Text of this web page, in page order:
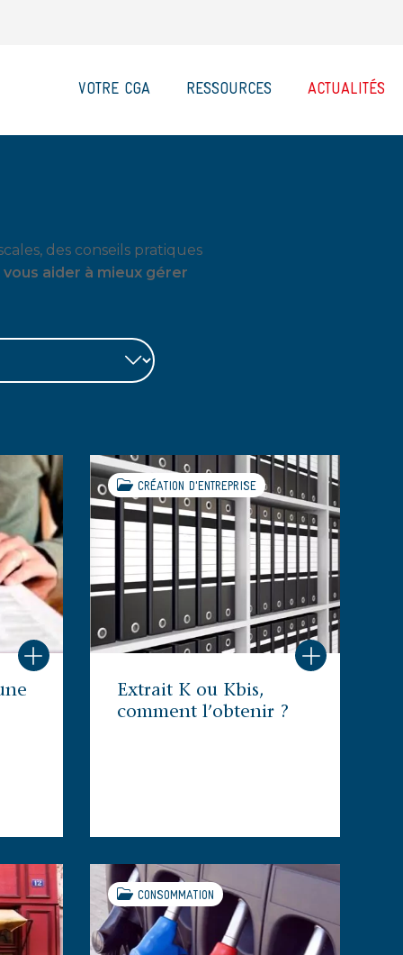
VOTRE CGA RESSOURCES ACTUALITÉS
des conseils pratiques
aider à mieux gérer
CRÉATION D'ENTREPRISE
Extrait K ou Kbis,
comment l’obtenir ?
CONSOMMATION